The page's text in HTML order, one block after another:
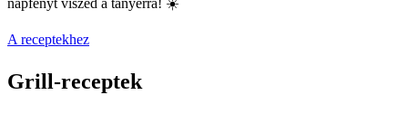
A receptekhez
Grill-receptek